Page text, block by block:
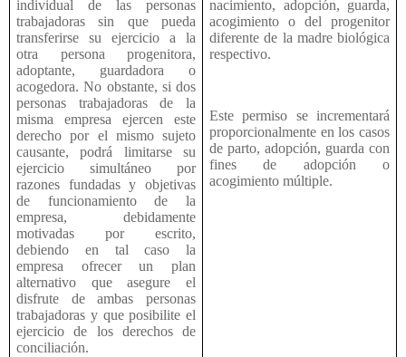
individual de las personas
trabajadoras sin que pueda
transferirse su ejercicio a la
otra persona progenitora,
adoptante, guardadora o
acogedora. No obstante, si dos
personas trabajadoras de la
misma empresa ejercen este
derecho por el mismo sujeto
causante, podrá limitarse su
ejercicio simultáneo por
razones fundadas y objetivas
de funcionamiento de la
empresa, debidamente
motivadas por escrito,
debiendo en tal caso la
empresa ofrecer un plan
alternativo que asegure el
disfrute de ambas personas
trabajadoras y que posibilite el
ejercicio de los derechos de
conciliación.
nacimiento, adopción, guarda,
acogimiento o del progenitor
diferente de la madre biológica
respectivo.
Este permiso se incrementará
proporcionalmente en los casos
de parto, adopción, guarda con
fines de adopción o
acogimiento múltiple.